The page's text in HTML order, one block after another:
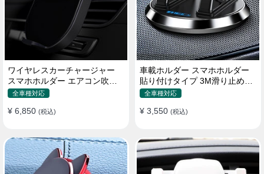
ワイヤレスカーチャージャー
スマホホルダー エアコン吹き
出し口/ 貼り付け
全車種対応
¥ 6,850 (税込)
車載ホルダー スマホホルダー
貼り付けタイプ 3M滑り止めシ
リコンパッド 全機種
全車種対応
¥ 3,550 (税込)